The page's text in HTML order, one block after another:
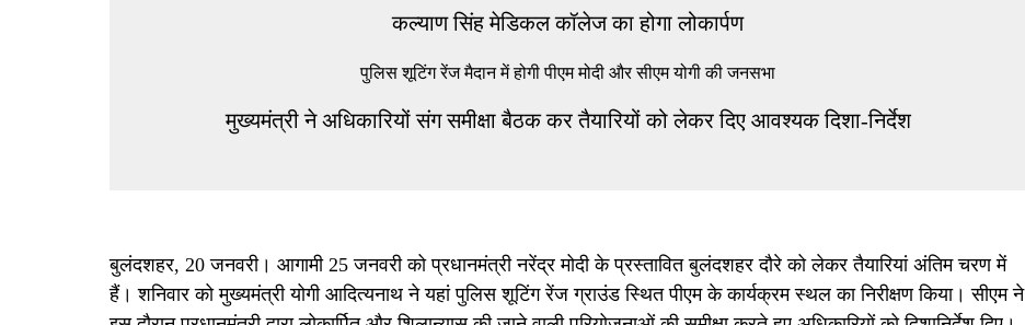
कल्याण सिंह मेडिकल कॉलेज का होगा लोकार्पण
पुलिस शूटिंग रेंज मैदान में होगी पीएम मोदी और सीएम योगी की जनसभा
मुख्यमंत्री ने अधिकारियों संग समीक्षा बैठक कर तैयारियों को लेकर दिए आवश्यक दिशा-निर्देश
बुलंदशहर, 20 जनवरी। आगामी 25 जनवरी को प्रधानमंत्री नरेंद्र मोदी के प्रस्तावित बुलंदशहर दौरे को लेकर तैयारियां अंतिम चरण में
हैं। शनिवार को मुख्यमंत्री योगी आदित्यनाथ ने यहां पुलिस शूटिंग रेंज ग्राउंड स्थित पीएम के कार्यक्रम स्थल का निरीक्षण किया। सीएम ने